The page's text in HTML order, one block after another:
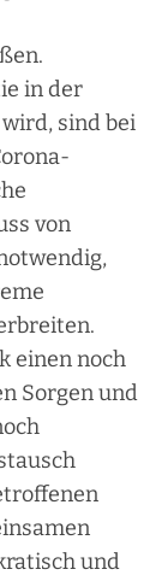
in der
sind bei
von
einen noch
Sorgen und
und